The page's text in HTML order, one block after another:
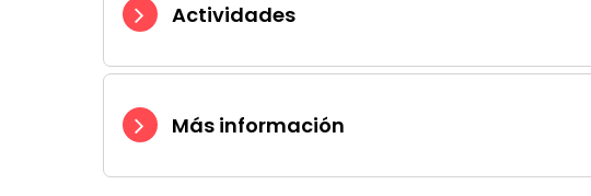
Actividades
Más información